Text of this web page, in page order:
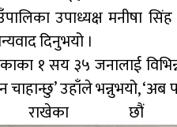
उपाध्यक्ष मनीषा
दिनुभयो ।
१ सय ३५ जनालाई
चाहान्छु’ उहाँले भन्नुभयो,